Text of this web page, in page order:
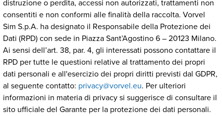
distruzione o perdita, accessi non autorizzati, trattamenti non
consentiti e non conformi alle finalità della raccolta. Vorvel
Sim S.p.A. ha designato il Responsabile della Protezione dei
Dati (RPD) con sede in Piazza Sant’Agostino 6 – 20123 Milano.
Ai sensi dell’art. 38, par. 4, gli interessati possono contattare il
RPD per tutte le questioni relative al trattamento dei propri
dati personali e all'esercizio dei propri diritti previsti dal GDPR,
al seguente contatto: privacy@vorvel.eu. Per ulteriori
informazioni in materia di privacy si suggerisce di consultare il
sito ufficiale del Garante per la protezione dei dati personali.